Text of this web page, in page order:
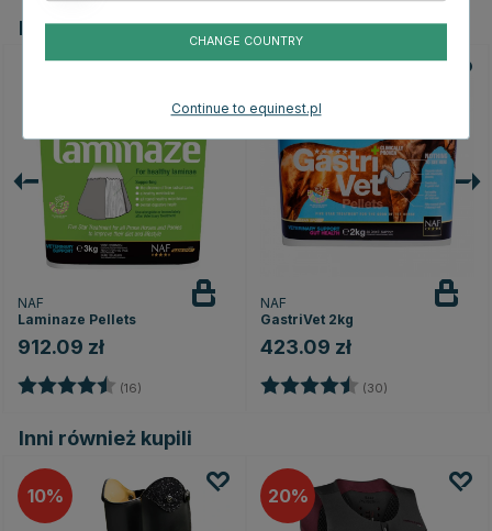
Powiązane produkty
NAF
Laminaze Pellets
912.09 zł
Ocena: (16) 4.6 na 5 gwiazdek
NAF
GastriVet 2kg
423.09 zł
Ocena: (30)
Inni również kupili
10 20
CHANGE COUNTRY
Continue to equinest.pl